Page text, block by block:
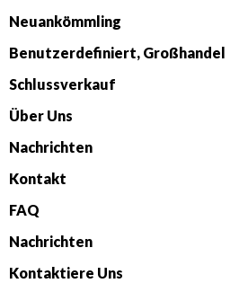
Neuankömmling
Benutzerdefiniert, Großhandel
Schlussverkauf
Über Uns
Nachrichten
Kontakt
FAQ
Nachrichten
Kontaktiere Uns